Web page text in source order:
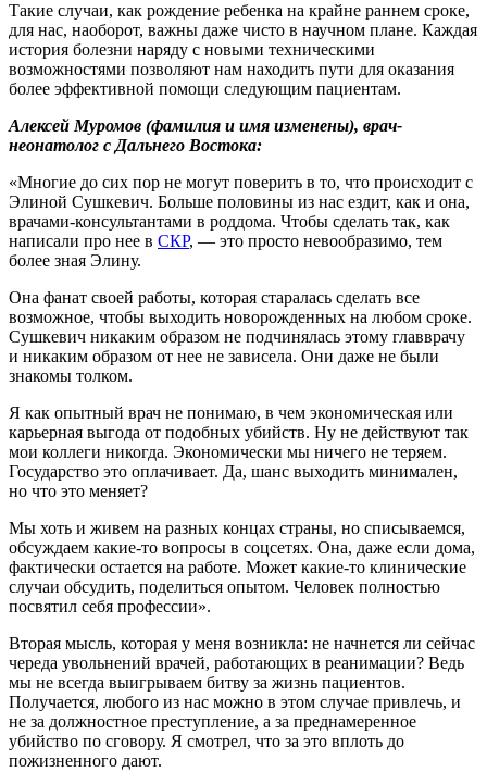
Такие случаи, как рождение ребенка на крайне раннем сроке,
для нас, наоборот, важны даже чисто в научном плане. Каждая
история болезни наряду с новыми техническими
возможностями позволяют нам находить пути для оказания
более эффективной помощи следующим пациентам.
Алексей Муромов (фамилия и имя изменены), врач-
неонатолог с Дальнего Востока:
«Многие до сих пор не могут поверить в то, что происходит с
Элиной Сушкевич. Больше половины из нас ездит, как и она,
врачами-консультантами в роддома. Чтобы сделать так, как
написали про нее в СКР, — это просто невообразимо, тем
более зная Элину.
Она фанат своей работы, которая старалась сделать все
возможное, чтобы выходить новорожденных на любом сроке.
Сушкевич никаким образом не подчинялась этому главврачу
и никаким образом от нее не зависела. Они даже не были
знакомы толком.
Я как опытный врач не понимаю, в чем экономическая или
карьерная выгода от подобных убийств. Ну не действуют так
мои коллеги никогда. Экономически мы ничего не теряем.
Государство это оплачивает. Да, шанс выходить минимален,
но что это меняет?
Мы хоть и живем на разных концах страны, но списываемся,
обсуждаем какие-то вопросы в соцсетях. Она, даже если дома,
фактически остается на работе. Может какие-то клинические
случаи обсудить, поделиться опытом. Человек полностью
посвятил себя профессии».
Вторая мысль, которая у меня возникла: не начнется ли сейчас
череда увольнений врачей, работающих в реанимации? Ведь
мы не всегда выигрываем битву за жизнь пациентов.
Получается, любого из нас можно в этом случае привлечь, и
не за должностное преступление, а за преднамеренное
убийство по сговору. Я смотрел, что за это вплоть до
пожизненного дают.